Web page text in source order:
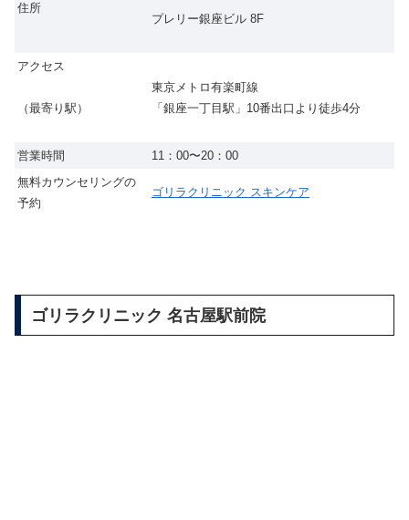
住所
プレリー銀座ビル 8F
アクセス
（最寄り駅）
東京メトロ有楽町線
「銀座一丁目駅」10番出口より徒歩4分
営業時間
11：00〜20：00
無料カウンセリングの
予約
ゴリラクリニック スキンケア
ゴリラクリニック 名古屋駅前院